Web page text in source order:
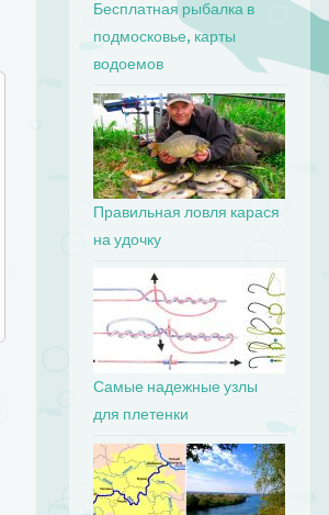
Бесплатная рыбалка в
подмосковье, карты
водоемов
Правильная ловля карася
на удочку
Самые надежные узлы
для плетенки